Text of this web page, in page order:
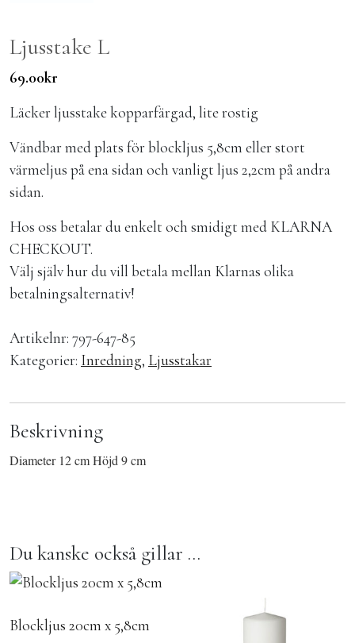
Ljusstake L
69.00kr
Läcker ljusstake kopparfärgad, lite rostig
Vändbar med plats för blockljus 5,8cm eller stort
värmeljus på ena sidan och vanligt ljus 2,2cm på andra
sidan.
Hos oss betalar du enkelt och smidigt med KLARNA
CHECKOUT.
Välj själv hur du vill betala mellan Klarnas olika
betalningsalternativ!
Artikelnr: 797-647-85
Kategorier: Inredning, Ljusstakar
Beskrivning
Diameter 12 cm Höjd 9 cm
Du kanske också gillar …
Blockljus 20cm x 5,8cm